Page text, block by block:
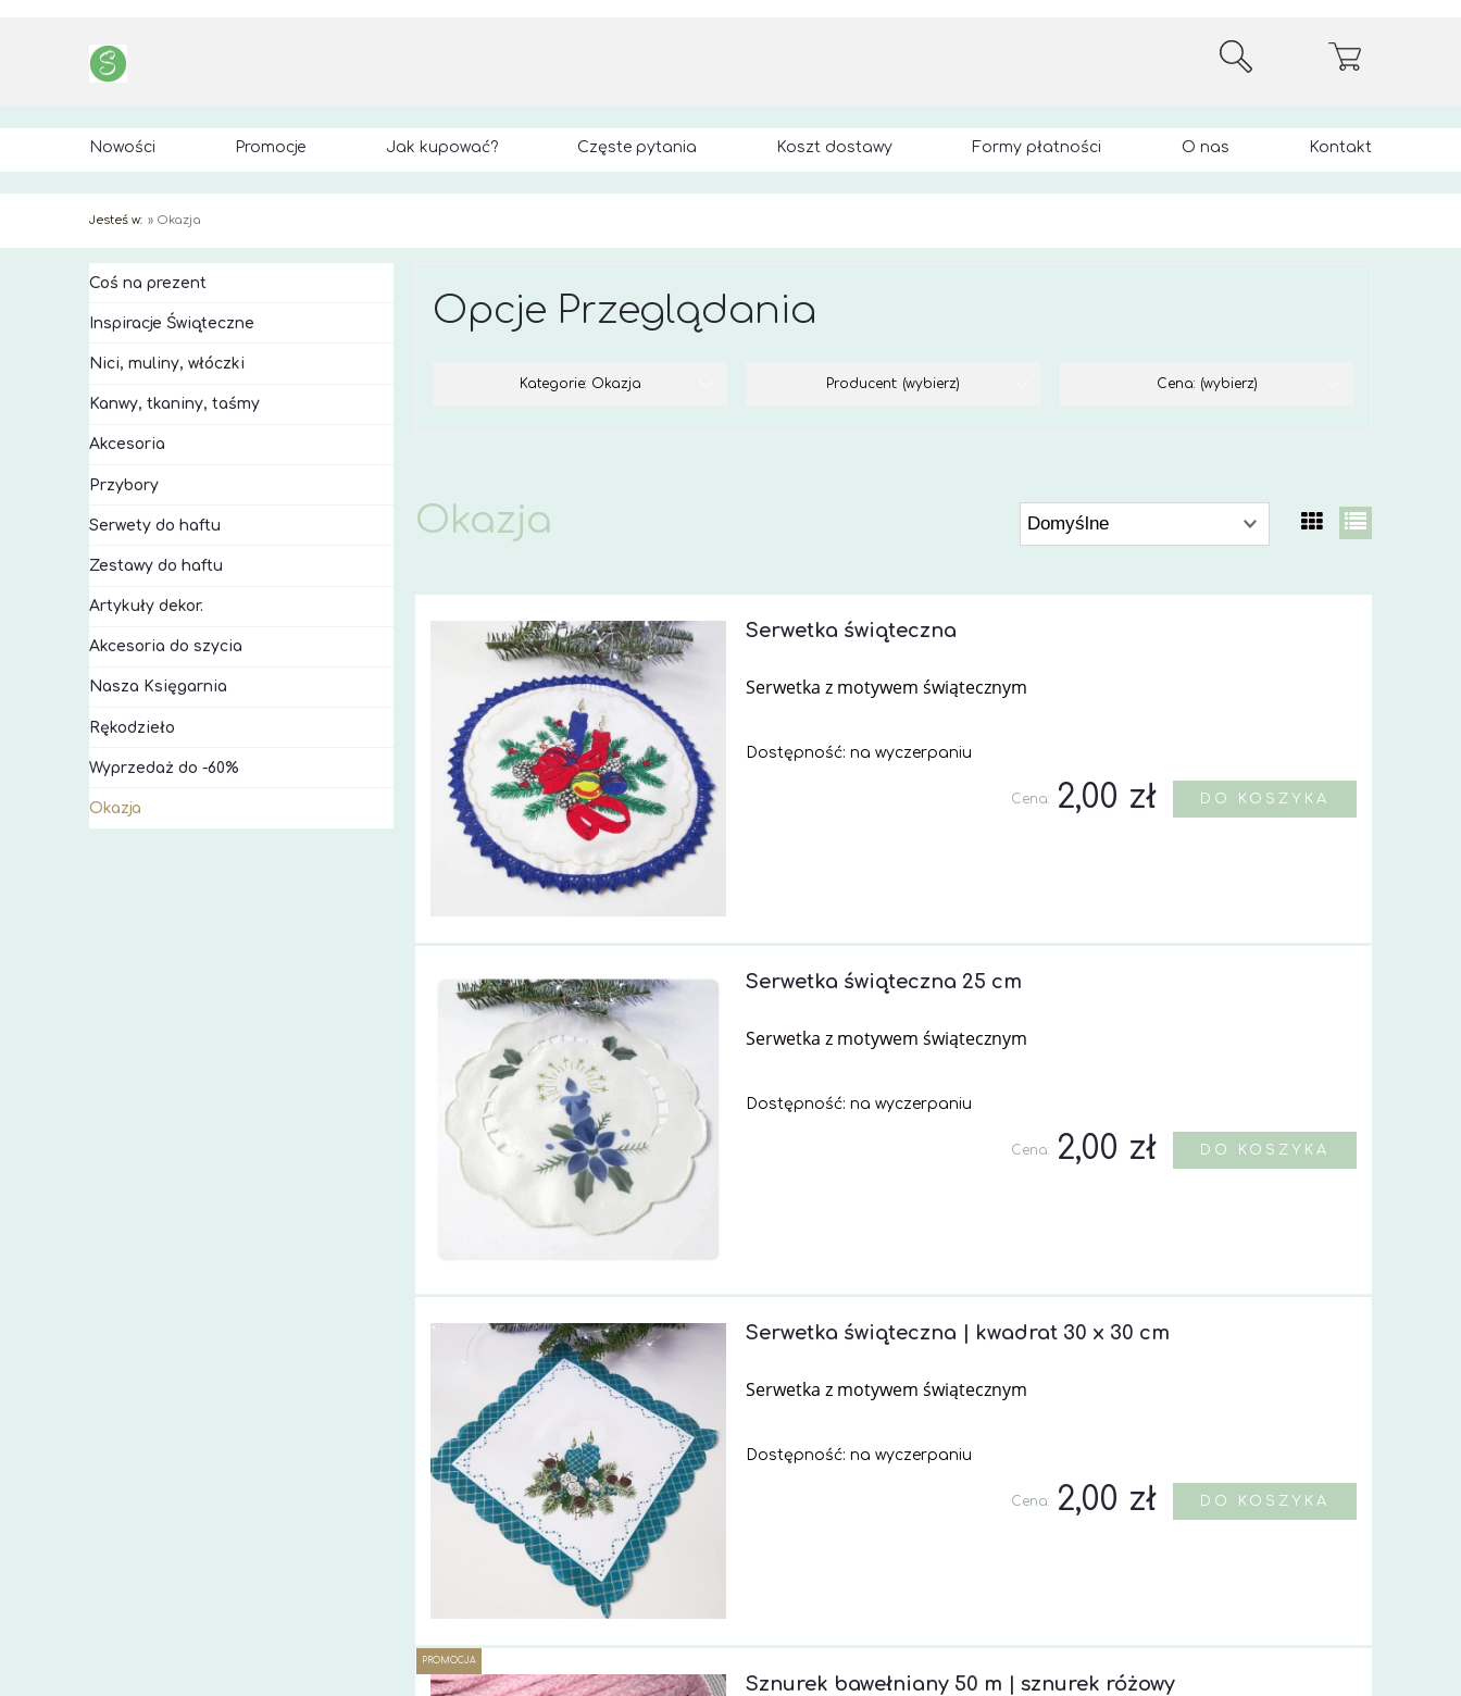
Nowości Promocje Jak kupować? Częste pytania Koszt dostawy Formy płatności O nas Kontakt
Jesteś w: » Okazja
Coś na prezent
Inspiracje Świąteczne
Nici, muliny, włóczki
Kanwy, tkaniny, taśmy
Akcesoria
Przybory
Serwety do haftu
Zestawy do haftu
Artykuły dekor.
Akcesoria do szycia
Nasza Księgarnia
Rękodzieło
Wyprzedaż do -60%
Okazja
Opcje Przeglądania
Kategorie: Okazja Producent: (wybierz) Cena: (wybierz)
Okazja
Serwetka świąteczna
Serwetka z motywem świątecznym
Dostępność: na wyczerpaniu
Cena: 2,00 zł DO KOSZYKA
Serwetka świąteczna 25 cm
Serwetka z motywem świątecznym
Dostępność: na wyczerpaniu
Cena: 2,00 zł DO KOSZYKA
Serwetka świąteczna | kwadrat 30 x 30 cm
Serwetka z motywem świątecznym
Dostępność: na wyczerpaniu
Cena: 2,00 zł DO KOSZYKA
Sznurek bawełniany 50 m | sznurek różowy
PROMOCJA